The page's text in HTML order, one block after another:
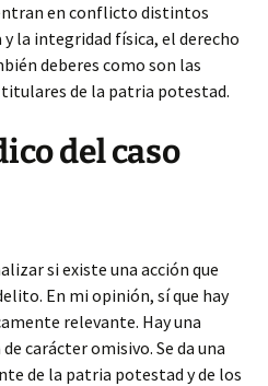
en conflicto distintos
y la integridad física, el derecho
deberes como son las
de la patria potestad.
del caso
si existe una acción que
En mi opinión, sí que hay
relevante. Hay una
carácter omisivo. Se da una
de la patria potestad y de los